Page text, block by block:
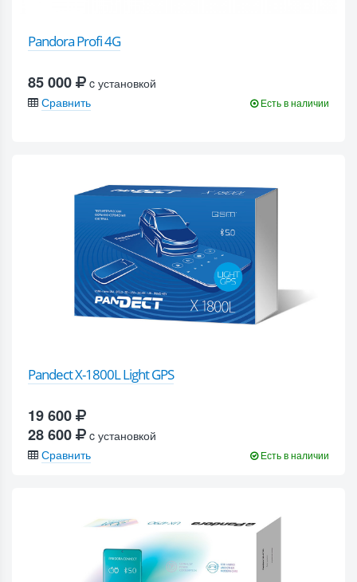
Pandora Profi 4G
85 000
c установкой
Сравнить
Есть в наличии
Pandect X-1800L Light GPS
19 600
28 600
c установкой
Сравнить
Есть в наличии